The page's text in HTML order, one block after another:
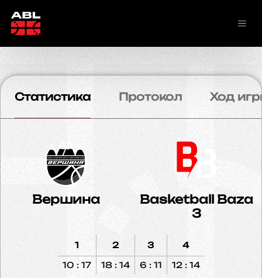
Статистика Протокол Ход
Вершина
Basketball Baza
3
1
10 : 17
2
18 : 14
3
6 : 11
4
12 : 14